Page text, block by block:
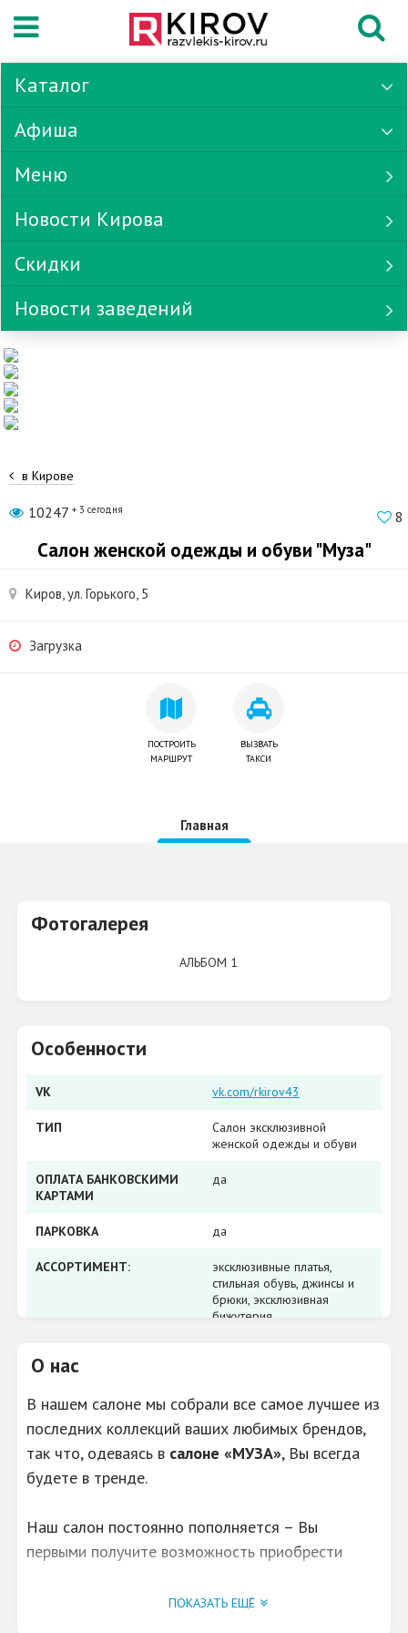
Каталог
Афиша
Меню
Новости Кирова
Скидки
Новости заведений
в Кирове
10247 + 3 сегодня 8
Салон женской одежды и обуви "Муза"
Киров, ул. Горького, 5
Загрузка
ПОСТРОИТЬ
МАРШРУТ
ВЫЗВАТЬ
ТАКСИ
Главная
О нас
В нашем салоне мы собрали все самое лучшее из
последних коллекций ваших любимых брендов,
так что, одеваясь всалоне «МУЗА», Вы всегда
будете в тренде.
Наш салон постоянно пополняется – Вы
первыми получите возможность приобрести
что сейчас носят в Европе и во всём мире.
ПОКАЗАТЬ ЕЩЁ
Особенности
VK vk.com/rkirov43
ТИП
Салон эксклюзивной
женской одежды и обуви
ОПЛАТА БАНКОВСКИМИ
КАРТАМИ
да
ПАРКОВКА да
АССОРТИМЕНТ:
эксклюзивные платья,
стильная обувь, джинсы и
брюки, эксклюзивная
бижутерия
Фотогалерея
АЛЬБОМ 1